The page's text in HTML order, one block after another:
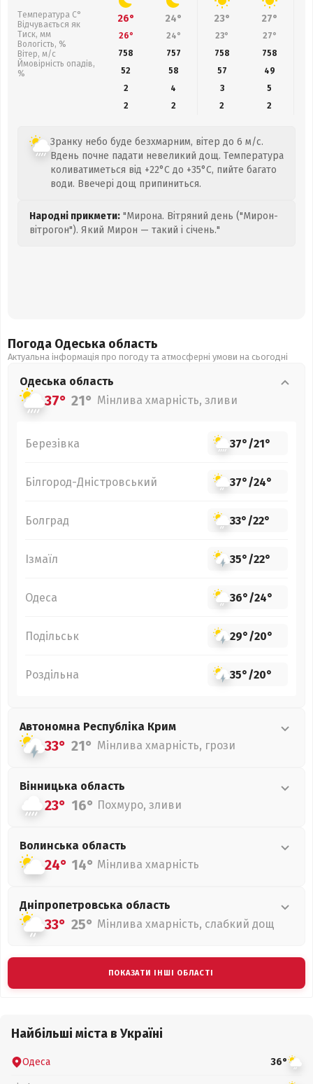
Температура С°
Відчувається як
Тиск, мм
Вологість, %
Вітер, м/с
Ймовірність опадів,
%
26° 24° 23° 27°
26° 24° 23° 27°
758
757 758 758
52
58 57 49
2
4 3
5
2
2 2 2
Зранку небо буде безхмарним, вітер до 6 м/с.
Вдень почне падати невеликий дощ. Температура
коливатиметься від +22°C до +35°C, пийте багато
води. Ввечері дощ припиниться.
Народні прикмети: "Мирона. Вітряний день ("Мирон-
вітрогон"). Який Мирон — такий і січень."
Погода Одеська область
Актуальна інформація про погоду та атмосферні умови на сьогодні
Одеська область
37° 21° Мінлива хмарність, зливи
Березівка 37°/21°
Білгород-Дністровський 37°/24°
Болград 33°/22°
Ізмаїл 35°/22°
Одеса 36°/24°
Подільськ 29°/20°
Роздільна 35°/20°
Автономна Республіка Крим
33° 21° Мінлива хмарність, грози
Вінницька область
23° 16° Похмуро, зливи
Волинська область
24° 14° Мінлива хмарність
Дніпропетровська область
33° 25° Мінлива хмарність, слабкий дощ
ПОКАЗАТИ ІНШІ ОБЛАСТІ
Найбільші міста в Україні
Одеса 36°